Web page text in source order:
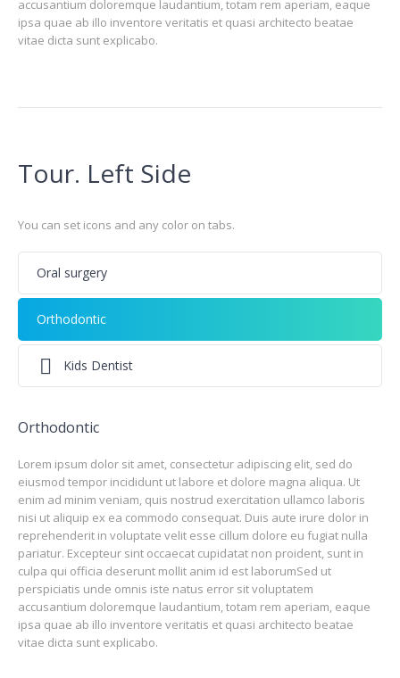
accusantium doloremque laudantium, totam rem aperiam, eaque
ipsa quae ab illo inventore veritatis et quasi architecto beatae
vitae dicta sunt explicabo.
Tour. Left Side
You can set icons and any color on tabs.
Oral surgery
Orthodontic
Kids Dentist
Orthodontic
Lorem ipsum dolor sit amet, consectetur adipiscing elit, sed do
eiusmod tempor incididunt ut labore et dolore magna aliqua. Ut
enim ad minim veniam, quis nostrud exercitation ullamco laboris
nisi ut aliquip ex ea commodo consequat. Duis aute irure dolor in
reprehenderit in voluptate velit esse cillum dolore eu fugiat nulla
pariatur. Excepteur sint occaecat cupidatat non proident, sunt in
culpa qui officia deserunt mollit anim id est laborumSed ut
perspiciatis unde omnis iste natus error sit voluptatem
accusantium doloremque laudantium, totam rem aperiam, eaque
ipsa quae ab illo inventore veritatis et quasi architecto beatae
vitae dicta sunt explicabo.